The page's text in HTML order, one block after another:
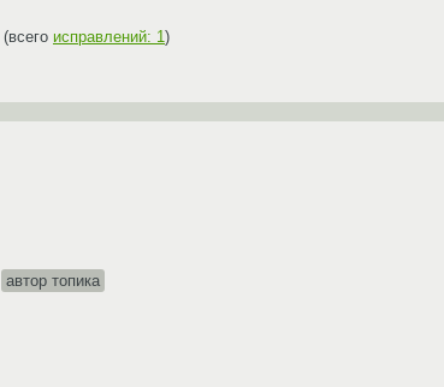
(всего исправлений: 1)
автор топика